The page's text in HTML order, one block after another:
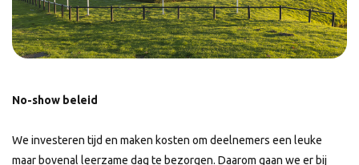
No-show beleid
We investeren tijd en maken kosten om deelnemers een leuke
maar bovenal leerzame dag te bezorgen. Daarom gaan we er bij